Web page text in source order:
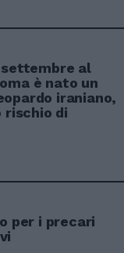
al
è nato un
iraniano,
rischio di
per i precari